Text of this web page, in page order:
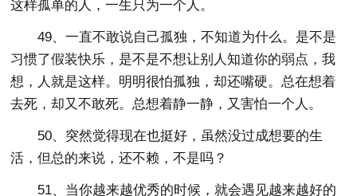
这样孤单的人，一生只为一个人。
49、一直不敢说自己孤独，不知道为什么。是不是
习惯了假装快乐，是不是不想让别人知道你的弱点，我
想，人就是这样。明明很怕孤独，却还嘴硬。总在想着
去死，却又不敢死。总想着静一静，又害怕一个人。
50、突然觉得现在也挺好，虽然没过成想要的生
活，但总的来说，还不赖，不是吗？
51、当你越来越优秀的时候，就会遇见越来越好的